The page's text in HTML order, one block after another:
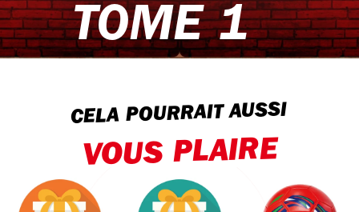
TOME 1
CELA POURRAIT AUSSI
VOUS PLAIRE